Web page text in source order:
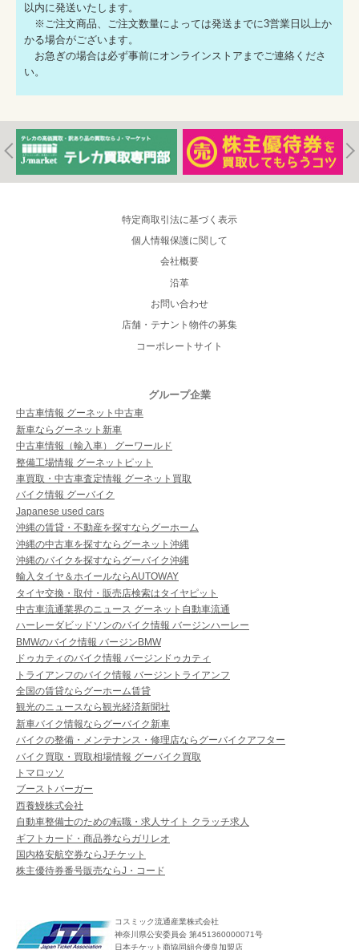
以内に発送いたします。
※ご注文商品、ご注文数量によっては発送までに3営業日以上か
かる場合がございます。
お急ぎの場合は必ず事前にオンラインストアまでご連絡くださ
い。
特定商取引法に基づく表示
個人情報保護に関して
会社概要
沿革
お問い合わせ
店舗・テナント物件の募集
コーポレートサイト
グループ企業
中古車情報 グーネット中古車
新車ならグーネット新車
中古車情報（輸入車） グーワールド
整備工場情報 グーネットピット
車買取・中古車査定情報 グーネット買取
バイク情報 グーバイク
Japanese used cars
沖縄の賃貸・不動産を探すならグーホーム
沖縄の中古車を探すならグーネット沖縄
沖縄のバイクを探すならグーバイク沖縄
輸入タイヤ＆ホイールならAUTOWAY
タイヤ交換・取付・販売店検索はタイヤピット
中古車流通業界のニュース グーネット自動車流通
ハーレーダビッドソンのバイク情報 バージンハーレー
BMWのバイク情報 バージンBMW
ドゥカティのバイク情報 バージンドゥカティ
トライアンフのバイク情報 バージントライアンフ
全国の賃貸ならグーホーム賃貸
観光のニュースなら観光経済新聞社
新車バイク情報ならグーバイク新車
バイクの整備・メンテナンス・修理店ならグーバイクアフター
バイク買取・買取相場情報 グーバイク買取
トマロッソ
ブーストバーガー
西養鰻株式会社
自動車整備士のための転職・求人サイト クラッチ求人
ギフトカード・商品券ならガリレオ
国内格安航空券ならJチケット
株主優待券番号販売ならJ・コード
コスミック流通産業株式会社
神奈川県公安委員会 第451360000071号
日本チケット商協同組合優良加盟店